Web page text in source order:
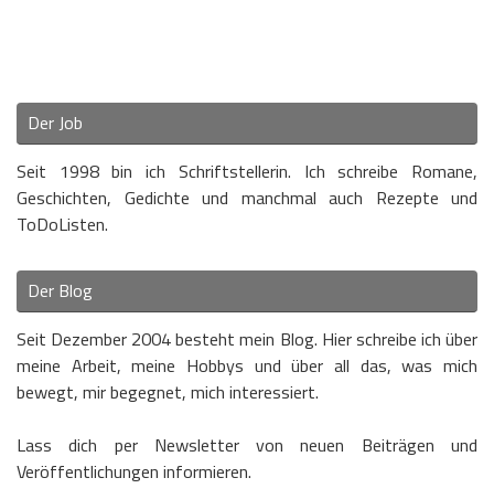
Der Job
Seit 1998 bin ich Schriftstellerin. Ich schreibe Romane,
Geschichten, Gedichte und manchmal auch Rezepte und
ToDoListen.
Der Blog
Seit Dezember 2004 besteht mein Blog. Hier schreibe ich über
meine Arbeit, meine Hobbys und über all das, was mich
bewegt, mir begegnet, mich interessiert.
Lass dich per Newsletter von neuen Beiträgen und
Veröffentlichungen informieren.